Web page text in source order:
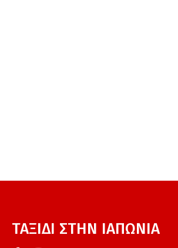
ΤΑΞΙΔΙ ΣΤΗΝ ΙΑΠΩΝΙΑ